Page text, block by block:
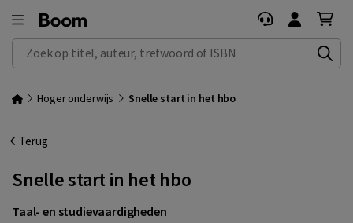
Zoek op titel, auteur, trefwoord of ISBN
Hoger onderwijs Snelle start in het hbo
Terug
Snelle start in het hbo
Taal- en studievaardigheden